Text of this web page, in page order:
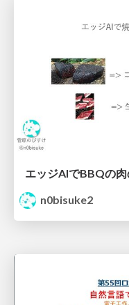
n0bisuke2